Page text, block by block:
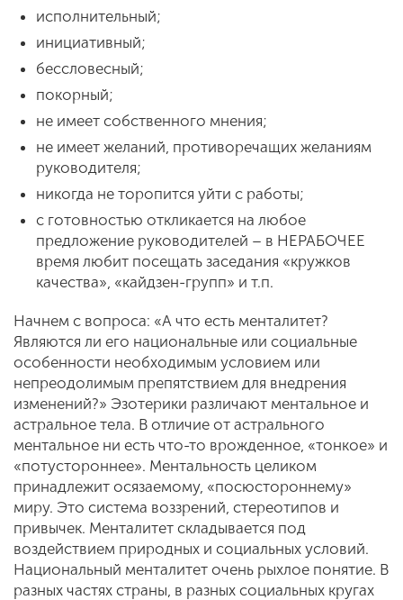
исполнительный;
инициативный;
бессловесный;
покорный;
не имеет собственного мнения;
не имеет желаний, противоречащих желаниям
руководителя;
никогда не торопится уйти с работы;
с готовностью откликается на любое
предложение руководителей – в НЕРАБОЧЕЕ
время любит посещать заседания «кружков
качества», «кайдзен-групп» и т.п.
Начнем с вопроса: «А что есть менталитет?
Являются ли его национальные или социальные
особенности необходимым условием или
непреодолимым препятствием для внедрения
изменений?» Эзотерики различают ментальное и
астральное тела. В отличие от астрального
ментальное ни есть что-то врожденное, «тонкое» и
«потустороннее». Ментальность целиком
принадлежит осязаемому, «посюстороннему»
миру. Это система воззрений, стереотипов и
привычек. Менталитет складывается под
воздействием природных и социальных условий.
Национальный менталитет очень рыхлое понятие. В
разных частях страны, в разных социальных кругах